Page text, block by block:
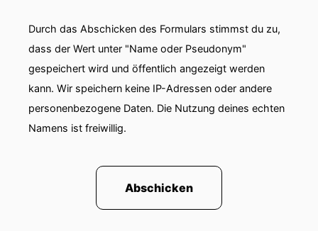
Durch das Abschicken des Formulars stimmst du zu,
dass der Wert unter "Name oder Pseudonym"
gespeichert wird und öffentlich angezeigt werden
kann. Wir speichern keine IP-Adressen oder andere
personenbezogene Daten. Die Nutzung deines echten
Namens ist freiwillig.
Abschicken